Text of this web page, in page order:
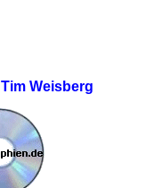
Tim Weisberg